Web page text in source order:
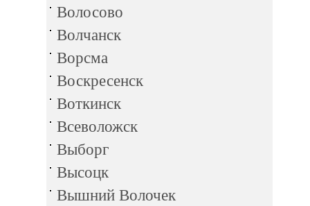
Волосово
Волчанск
Ворсма
Воскресенск
Воткинск
Всеволожск
Выборг
Высоцк
Вышний Волочек